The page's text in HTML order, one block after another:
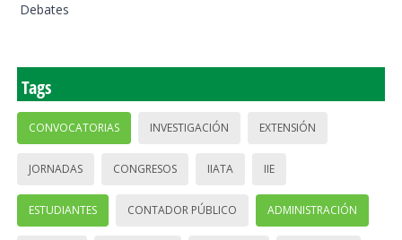
Debates
Tags
CONVOCATORIAS INVESTIGACIÓN EXTENSIÓN
JORNADAS CONGRESOS IIATA IIE
ESTUDIANTES CONTADOR PÚBLICO ADMINISTRACIÓN